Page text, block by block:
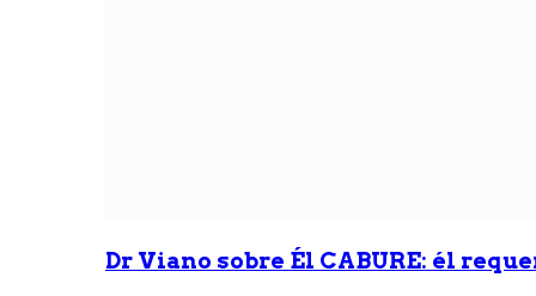
Dr Viano sobre Él CABURE: él